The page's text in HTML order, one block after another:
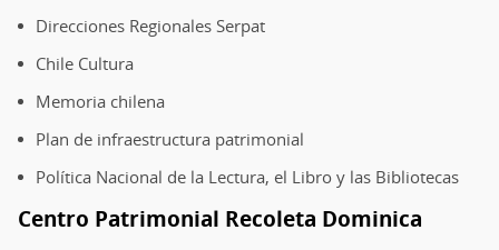
Direcciones Regionales Serpat
Chile Cultura
Memoria chilena
Plan de infraestructura patrimonial
Política Nacional de la Lectura, el Libro y las Bibliotecas
Centro Patrimonial Recoleta Dominica